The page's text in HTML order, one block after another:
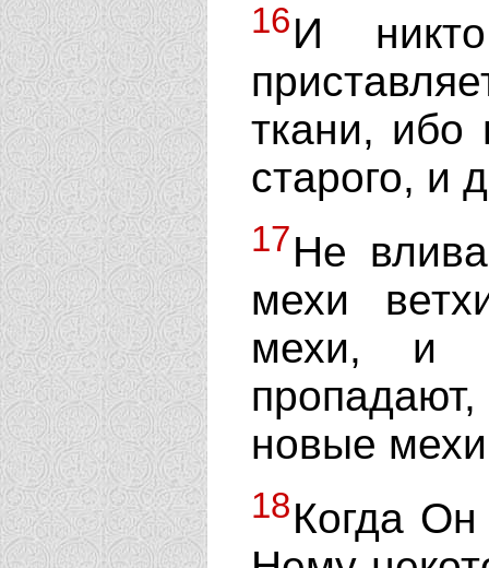
16И
ткани, ибо
старого, и
17Не
мехи
мехи, и
новые
18Когда